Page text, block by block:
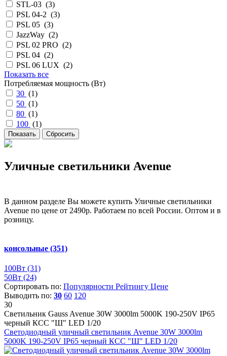
STL-03 (3)
PSL 04-2 (3)
PSL 05 (3)
JazzWay (2)
PSL 02 PRO (2)
PSL 04 (2)
PSL 06 LUX (2)
Показать все
Потребляемая мощность (Вт)
30 (1)
50 (1)
80 (1)
100 (1)
Уличные светильники Avenue
В данном разделе Вы можете купить Уличные светильники
Avenue по цене от 2490р. Работаем по всей России. Оптом и в
розницу.
консольные (351)
100Вт (31)
50Вт (24)
Сортировать по: Популярности Рейтингу Цене
Выводить по: 30 60 120
30
Светильник Gauss Avenue 30W 3000lm 5000K 190-250V IP65
черный КСС "Ш" LED 1/20
Светодиодный уличный светильник Avenue 30W 3000lm
5000K 190-250V IP65 черный КСС "Ш" LED 1/20